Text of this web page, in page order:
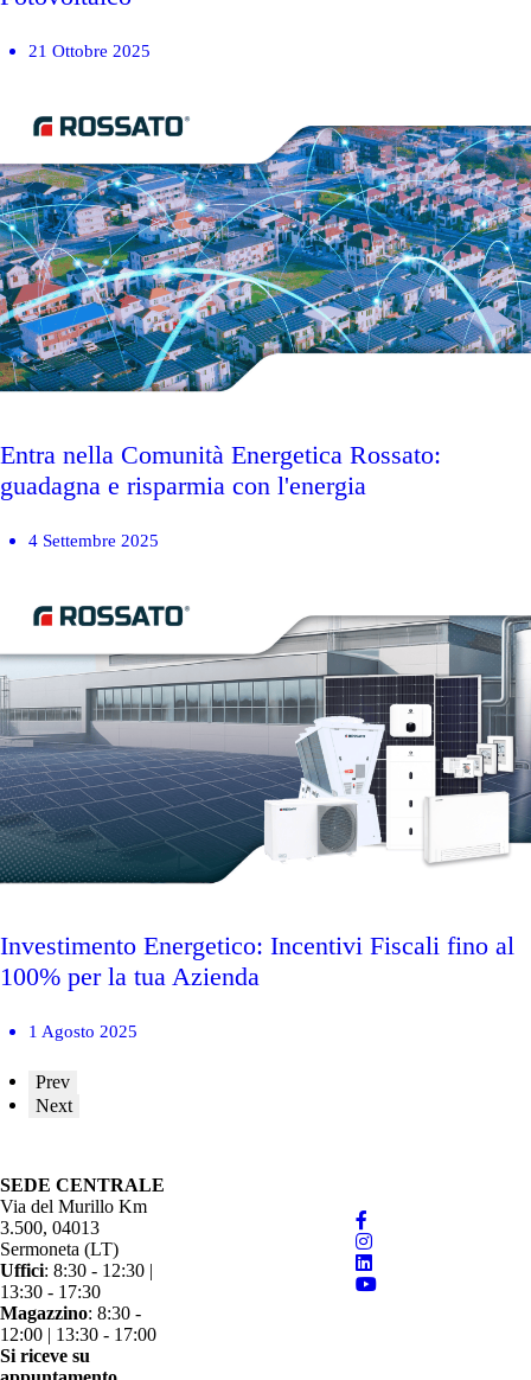
21 Ottobre 2025
Entra nella Comunità Energetica Rossato:
guadagna e risparmia con l'energia
4 Settembre 2025
Investimento Energetico: Incentivi Fiscali fino al
100% per la tua Azienda
1 Agosto 2025
Prev
Next
SEDE CENTRALE
Via del Murillo Km
3.500, 04013
Sermoneta (LT)
Uffici: 8:30 - 12:30 |
13:30 - 17:30
Magazzino: 8:30 -
12:00 | 13:30 - 17:00
Si riceve su